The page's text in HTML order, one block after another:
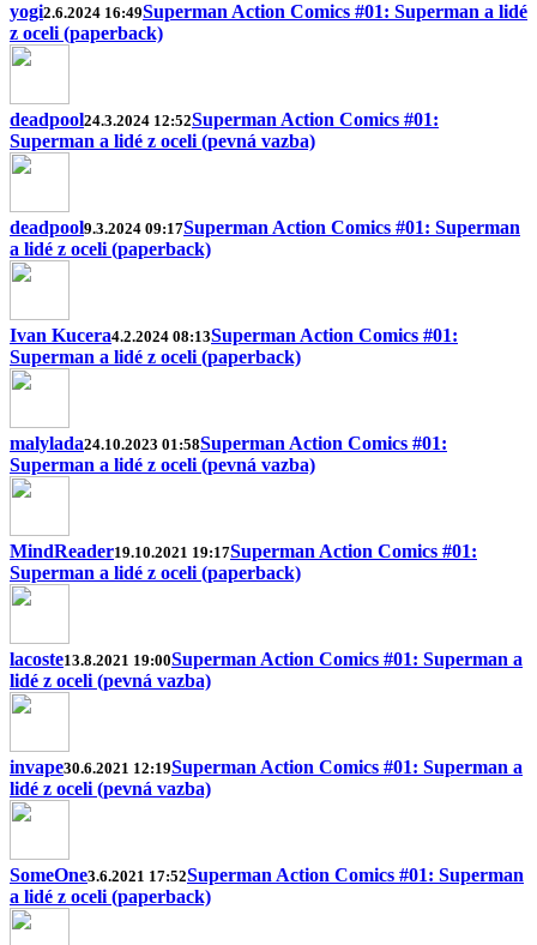
yogi2.6.2024 16:49Superman Action Comics #01: Superman a lidé
z oceli (paperback)
deadpool24.3.2024 12:52Superman Action Comics #01:
Superman a lidé z oceli (pevná vazba)
deadpool9.3.2024 09:17Superman Action Comics #01: Superman
a lidé z oceli (paperback)
Ivan Kucera4.2.2024 08:13Superman Action Comics #01:
Superman a lidé z oceli (paperback)
malylada24.10.2023 01:58Superman Action Comics #01:
Superman a lidé z oceli (pevná vazba)
MindReader19.10.2021 19:17Superman Action Comics #01:
Superman a lidé z oceli (paperback)
lacoste13.8.2021 19:00Superman Action Comics #01: Superman a
lidé z oceli (pevná vazba)
invape30.6.2021 12:19Superman Action Comics #01: Superman a
lidé z oceli (pevná vazba)
SomeOne3.6.2021 17:52Superman Action Comics #01: Superman
a lidé z oceli (paperback)